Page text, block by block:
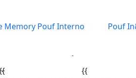
}}
{{
Memory Pouf Interno Pouf